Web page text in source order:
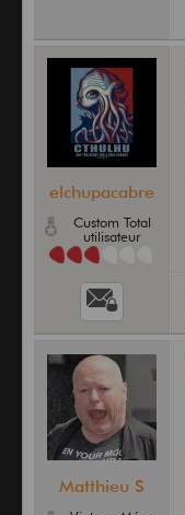
elchupacabre
Custom Total
utilisateur
Matthieu S